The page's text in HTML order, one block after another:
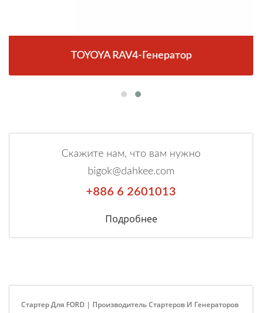
TOYOYA RAV4-Генератор
Скажите нам, что вам нужно
bigok@dahkee.com
+886 6 2601013
Подробнее
Стартер Для FORD | Производитель Стартеров И Генераторов